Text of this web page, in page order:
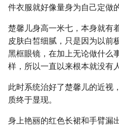
件衣服就好像量身为自己定做
楚馨儿身高一米七，本身就有
皮肤白皙细腻，只是因为以前
黑框眼镜，在加上无论做什么
样，所以一直以来根本就没有
此时系统治好了楚馨儿的近视
质终于显现。
身上艳丽的红色长裙和手臂漏